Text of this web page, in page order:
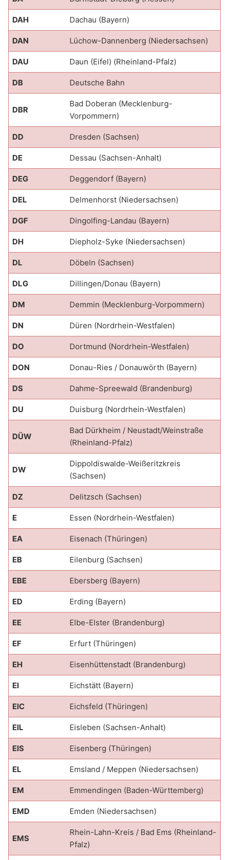
DAH Dachau (Bayern)
DAN Lüchow-Dannenberg (Niedersachsen)
DAU Daun (Eifel) (Rheinland-Pfalz)
DB Deutsche Bahn
DBR
Bad Doberan (Mecklenburg-
Vorpommern)
DD Dresden (Sachsen)
DE Dessau (Sachsen-Anhalt)
DEG Deggendorf (Bayern)
DEL Delmenhorst (Niedersachsen)
DGF Dingolfing-Landau (Bayern)
DH Diepholz-Syke (Niedersachsen)
DL Döbeln (Sachsen)
DLG Dillingen/Donau (Bayern)
DM Demmin (Mecklenburg-Vorpommern)
DN Düren (Nordrhein-Westfalen)
DO Dortmund (Nordrhein-Westfalen)
DON Donau-Ries / Donauwörth (Bayern)
DS Dahme-Spreewald (Brandenburg)
DU Duisburg (Nordrhein-Westfalen)
DÜW
Bad Dürkheim / Neustadt/Weinstraße
(Rheinland-Pfalz)
DW
Dippoldiswalde-Weißeritzkreis
(Sachsen)
DZ Delitzsch (Sachsen)
E Essen (Nordrhein-Westfalen)
EA Eisenach (Thüringen)
EB Eilenburg (Sachsen)
EBE Ebersberg (Bayern)
ED Erding (Bayern)
EE Elbe-Elster (Brandenburg)
EF Erfurt (Thüringen)
EH Eisenhüttenstadt (Brandenburg)
EI Eichstätt (Bayern)
EIC Eichsfeld (Thüringen)
EIL Eisleben (Sachsen-Anhalt)
EIS Eisenberg (Thüringen)
EL Emsland / Meppen (Niedersachsen)
EM Emmendingen (Baden-Württemberg)
EMD Emden (Niedersachsen)
EMS
Rhein-Lahn-Kreis / Bad Ems (Rheinland-
Pfalz)